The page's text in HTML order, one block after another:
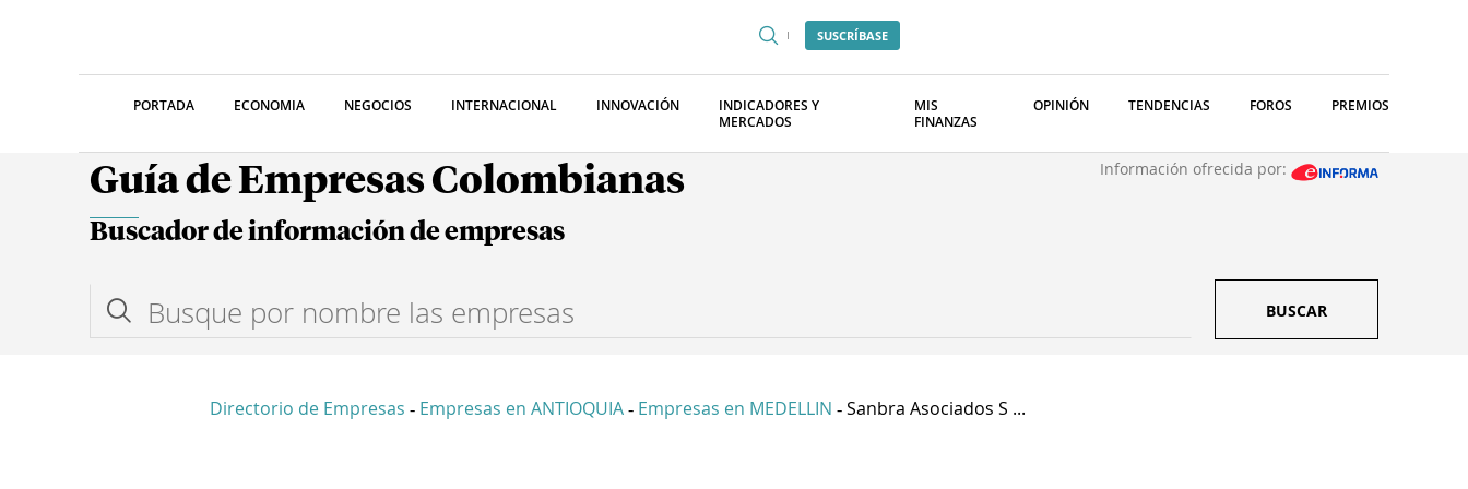
SUSCRÍBASE
PORTADA ECONOMIA NEGOCIOS INTERNACIONAL INNOVACIÓN
INDICADORES Y
MERCADOS
MIS
FINANZAS
OPINIÓN TENDENCIAS FOROS PREMIOS
Guía de Empresas Colombianas Información ofrecida por:
Buscador de información de empresas
BUSCAR
Directorio de Empresas - Empresas en ANTIOQUIA - Empresas en MEDELLIN - Sanbra Asociados S ...